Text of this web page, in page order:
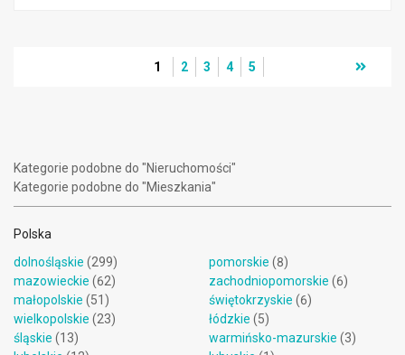
1 2 3 4 5
Kategorie podobne do "Nieruchomości"
Kategorie podobne do "Mieszkania"
Polska
dolnośląskie (299)
mazowieckie (62)
małopolskie (51)
wielkopolskie (23)
śląskie (13)
pomorskie (8)
zachodniopomorskie (6)
świętokrzyskie (6)
łódzkie (5)
warmińsko-mazurskie (3)